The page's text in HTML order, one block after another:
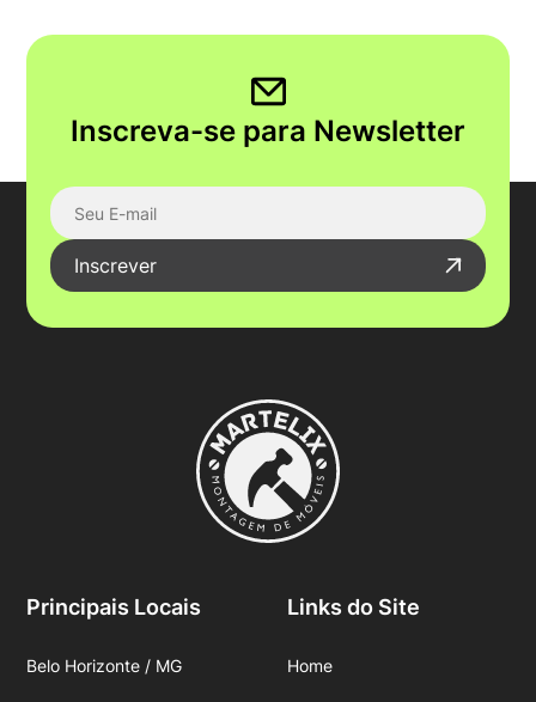
Inscreva-se para Newsletter
Inscrever
Principais Locais
Belo Horizonte / MG
Links do Site
Home